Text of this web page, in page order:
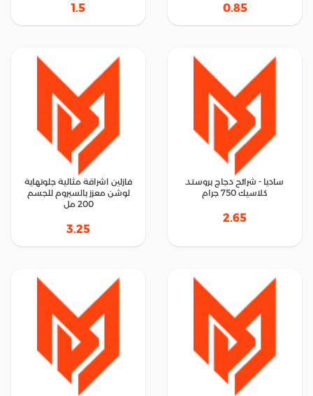
0.85
1.5
ساديا - شرائح دجاج بروستد
كلاسيك 750 جرام
2.65
فازلين اشراقة مثالية جلوتهاية
لوشن معزز بالسيروم للجسم
200 مل
3.25